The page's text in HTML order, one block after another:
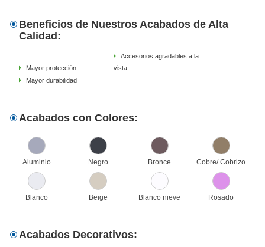
Beneficios de Nuestros Acabados de Alta
Calidad:
Mayor protección
Accesorios agradables a la
vista
Mayor durabilidad
Acabados con Colores:
Aluminio Negro Bronce Cobre/ Cobrizo
Blanco Beige Blanco nieve Rosado
Acabados Decorativos: